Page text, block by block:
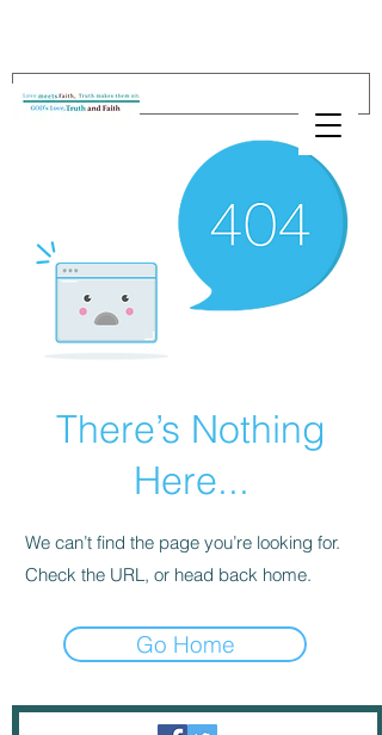
There’s Nothing
Here...
We can’t find the page you’re looking for.
Check the URL, or head back home.
Go Home